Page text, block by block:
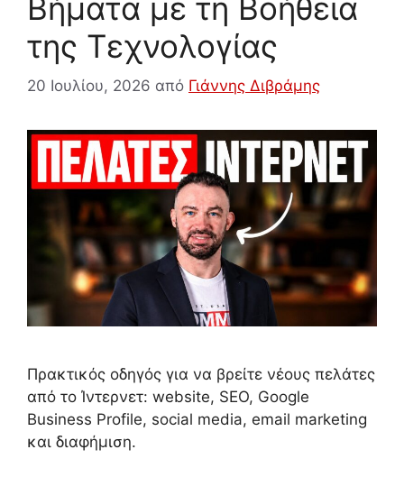
Βήματα με τη Βοήθεια
της Τεχνολογίας
20 Ιουλίου, 2026 από Γιάννης Διβράμης
Πρακτικός οδηγός για να βρείτε νέους πελάτες
από το Ίντερνετ: website, SEO, Google
Business Profile, social media, email marketing
και διαφήμιση.